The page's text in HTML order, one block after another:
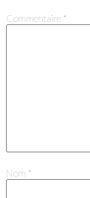
Commentaire *
Nom *